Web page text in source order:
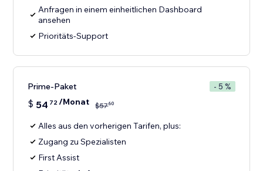
Anfragen in einem einheitlichen Dashboard
ansehen
Prioritäts-Support
Prime-Paket - 5 %
$ 54 72/Monat $5760
Alles aus den vorherigen Tarifen, plus:
Zugang zu Spezialisten
First Assist